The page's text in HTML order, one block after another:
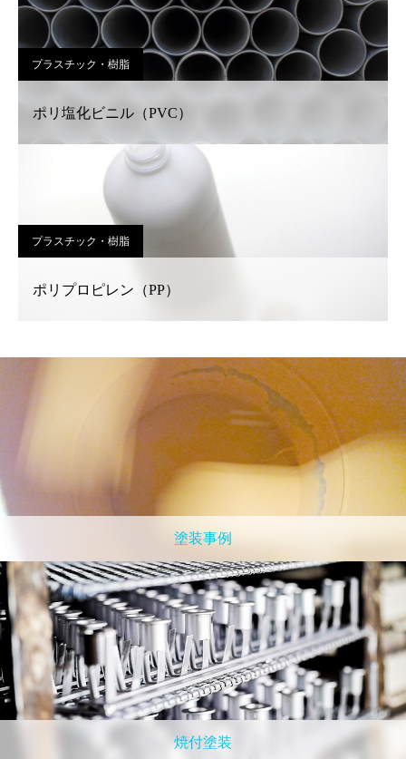
プラスチック・樹脂
ポリ塩化ビニル（PVC）
プラスチック・樹脂
ポリプロピレン（PP）
塗装事例
焼付塗装